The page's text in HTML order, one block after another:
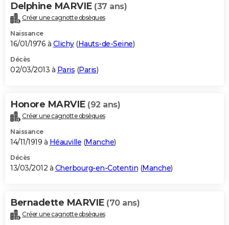
Delphine MARVIE (37 ans)
Créer une cagnotte obsèques
Naissance
16/01/1976 à Clichy(Hauts-de-Seine)
Décès
02/03/2013 à Paris (Paris)
Honore MARVIE (92 ans)
Créer une cagnotte obsèques
Naissance
14/11/1919 à Héauville (Manche)
Décès
13/03/2012 à Cherbourg-en-Cotentin (Manche)
Bernadette MARVIE (70 ans)
Créer une cagnotte obsèques